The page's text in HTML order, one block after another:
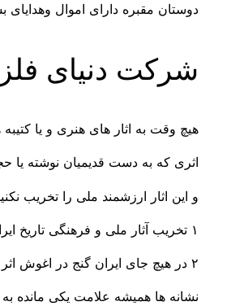
دوستان مقبره دارای اموال
شرکت دنیای
هیچ وقت به اثار های هنری و یا
اثری که به دست قدیمیان نوشته یا
و این اثار ارزشمند ملی را تخریب
۱ تخریب آثار ملی و فرهنگی تاریخ ایران عزیزمان،
۲ در هیچ جای ایران گنج در اغوش اثر قرار داده نشده است،
نشانه ها همیشه علامت یکی مانده